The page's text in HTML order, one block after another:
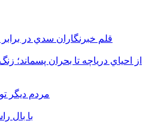
قلم خبرنگاران سدي در
از احياي درياچه تا بحران پسماند؛
مردم ديگر
با بال